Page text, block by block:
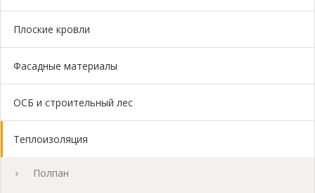
Плоские кровли
Фасадные материалы
ОСБ и строительный лес
Теплоизоляция
Полпан